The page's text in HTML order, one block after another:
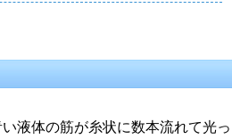
液体の筋が糸状に数本流れて光っ